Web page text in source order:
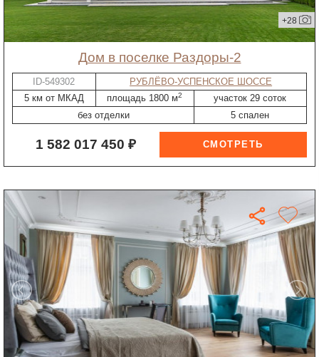
+28
дом в поселке Раздоры-2
ID-549302
РУБЛЁВО-УСПЕНСКОЕ ШОССЕ
5 км от МКАД
площадь 1800 м2
участок 29 соток
без отделки
5 спален
1 582 017 450 ₽